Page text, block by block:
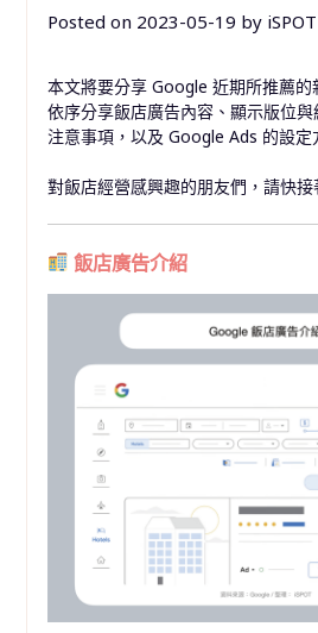
Posted on 2023-05-19 by
本文將要分享 Google 近期所推薦
依序分享飯店廣告內容、顯示版位
注意事項，以及 Google Ads 的設定
對飯店經營感興趣的朋友們，請快接
飯店廣告介紹